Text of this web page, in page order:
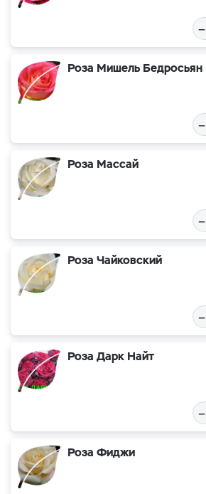
–
Роза Мишель Бедросьян
–
Роза Массай
–
Роза Чайковский
–
Роза Дарк Найт
–
Роза Фиджи